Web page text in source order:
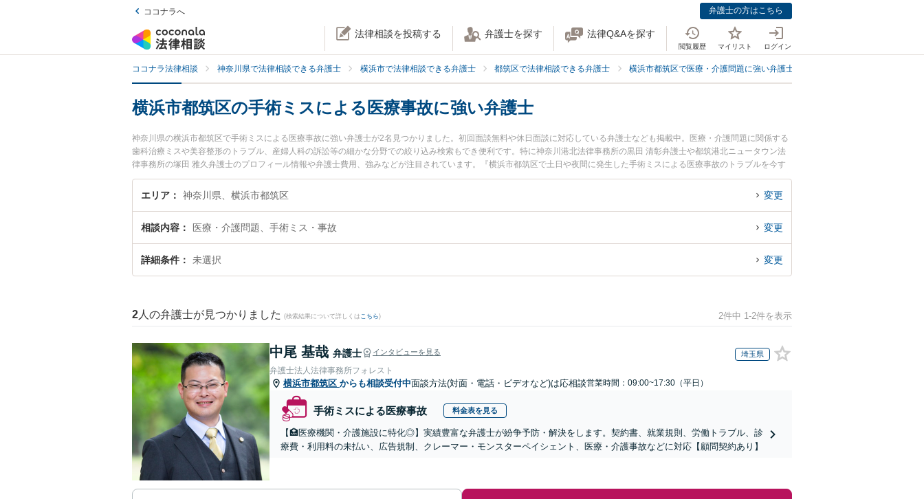
ココナラへ 弁護士の方はこちら
法律相談を投稿する 弁護士を探す 法律Q&Aを探す
閲覧履歴 マイリスト ログイン
ココナラ法律相談 神奈川県で法律相談できる弁護士 横浜市で法律相談できる弁護士 都筑区で法律相談できる弁護士 横浜市都筑区で医療・介護問題に強い弁護士
横浜市都筑区の手術ミスによる医療事故に強い弁護士
神奈川県の横浜市都筑区で手術ミスによる医療事故に強い弁護士が2名見つかりました。初回面談無料や休日面談に対応している弁護士なども掲載中。医療・介護問題に関係する
歯科治療ミスや美容整形のトラブル、産婦人科の訴訟等の細かな分野での絞り込み検索もでき便利です。特に神奈川港北法律事務所の黒田 清彰弁護士や都筑港北ニュータウン法
律事務所の塚田 雅久弁護士のプロフィール情報や弁護士費用、強みなどが注目されています。『横浜市都筑区で土日や夜間に発生した手術ミスによる医療事故のトラブルを今す
ぐに弁護士に相談したい』『手術ミスによる医療事故のトラブル解決の実績豊富な近くの弁護士を検索したい』『初回相談無料で手術ミスによる医療事故を法律相談できる横浜市
都筑区内の弁護士に相談予約したい』などでお困りの相談者さんにおすすめです。
エリア 神奈川県、横浜市都筑区 変更
相談内容 医療・介護問題、手術ミス・事故 変更
詳細条件 未選択 変更
2 人の弁護士が見つかりました (検索結果について詳しくは こちら) 2件中 1-2件を表示
中尾 基哉 弁護士 インタビューを見る 埼玉県
弁護士法人法律事務所フォレスト
横浜市都筑区 からも相談受付中面談方法(対面・電話・ビデオなど)は応相談営業時間：09:00~17:30（平日）
手術ミスによる医療事故 料金表を見る
【🏥医療機関・介護施設に特化◎】実績豊富な弁護士が紛争予防・解決をします。契約書、就業規則、労働トラブル、診
療費・利用料の未払い、広告規制、クレーマー・モンスターペイシェント、医療・介護事故などに対応【顧問契約あり】